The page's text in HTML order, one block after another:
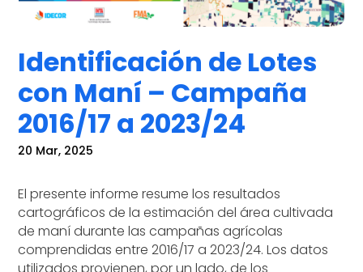
Identificación de Lotes
con Maní – Campaña
2016/17 a 2023/24
20 Mar, 2025
El presente informe resume los resultados
cartográficos de la estimación del área cultivada
de maní durante las campañas agrícolas
comprendidas entre 2016/17 a 2023/24. Los datos